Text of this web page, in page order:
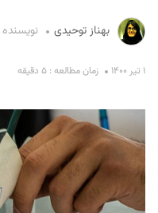
بهناز توحیدی
۱ تیر ۱۴۰۰ زمان مطالعه : ۵ دقیقه